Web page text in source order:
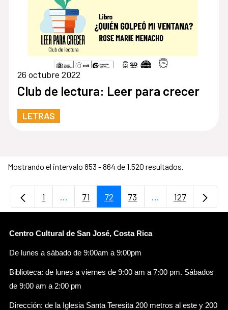
26 octubre 2022
Club de lectura: Leer para crecer
LETRAS
Mostrando el intervalo 853 - 864 de 1.520 resultados.
Página
1 ...Páginas intermedias Use TAB para
Página
71 Página
72 Página
73 ...PáginasPágina
127
Centro Cultural de San José, Costa Rica
De lunes a sábado de 9:00am a 9:00pm
Biblioteca: de lunes a viernes de 9:00 am a 7:00 pm. Sábados
de 9:00 am a 2:00 pm
Dirección: de la Iglesia Santa Teresita 200 metros al este y 200